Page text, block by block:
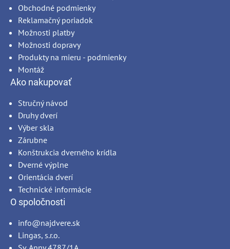
Obchodné podmienky
Reklamačný poriadok
Možnosti platby
Možnosti dopravy
Produkty na mieru - podmienky
Montáž
Ako nakupovať
Stručný návod
Druhy dverí
Výber skla
Zárubne
Konštrukcia dverného krídla
Dverné výplne
Orientácia dverí
Technické informácie
O spoločnosti
info@najdvere.sk
Lingas, s.r.o.